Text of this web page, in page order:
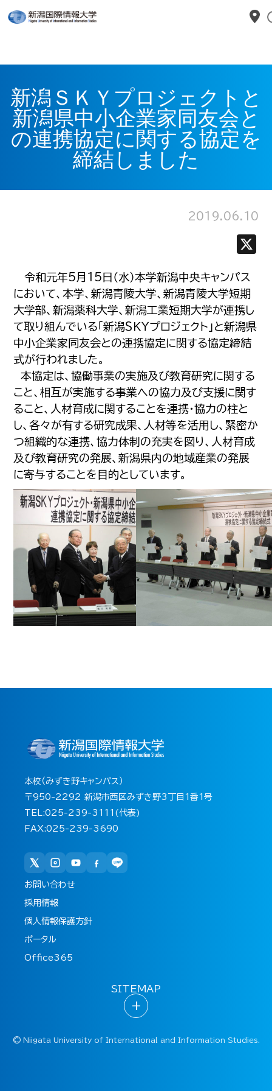
新潟ＳＫＹプロジェクトと
新潟県中小企業家同友会と
の連携協定に関する協定を
締結しました
2019.06.10
令和元年5月15日（水）本学新潟中央キャンパス
において、本学、新潟青陵大学、新潟青陵大学短期
大学部、新潟薬科大学、新潟工業短期大学が連携し
て取り組んでいる「新潟ＳＫＹプロジェクト」と新潟県
中小企業家同友会との連携協定に関する協定締結
式が行われました。
本協定は、協働事業の実施及び教育研究に関する
こと、相互が実施する事業への協力及び支援に関す
ること、人材育成に関することを連携・協力の柱と
し、各々が有する研究成果、人材等を活用し、緊密か
つ組織的な連携、協力体制の充実を図り、人材育成
及び教育研究の発展、新潟県内の地域産業の発展
に寄与することを目的としています。
本校（みずき野キャンパス）
〒950-2292 新潟市西区みずき野3丁目1番1号
TEL:025-239-3111(代表)
FAX:025-239-3690
お問い合わせ
採用情報
個人情報保護方針
ポータル
Office365
SITEMAP
+
©Niigata University of International and Information Studies.